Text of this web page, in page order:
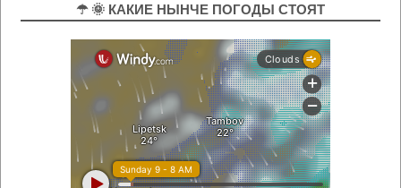
☂ 🌞 КАКИЕ НЫНЧЕ ПОГОДЫ СТОЯТ